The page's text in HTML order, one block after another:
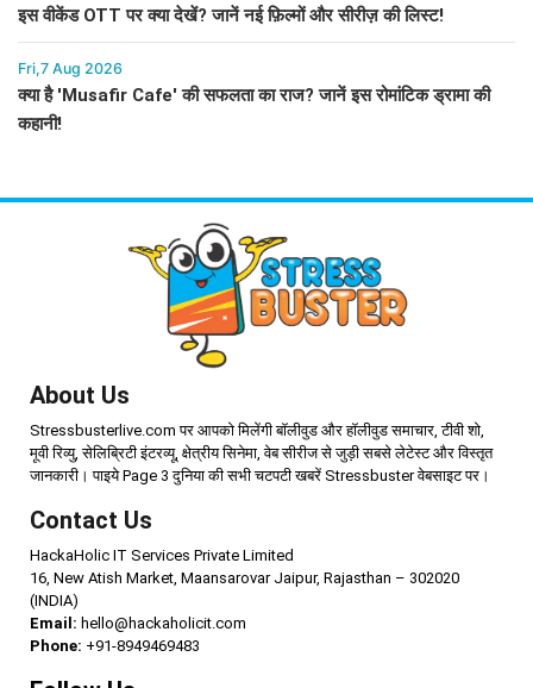
इस वीकेंड OTT पर क्या देखें? जानें नई फ़िल्मों और सीरीज़ की लिस्ट!
Fri,7 Aug 2026
क्या है 'Musafir Cafe' की सफलता का राज? जानें इस रोमांटिक ड्रामा की
कहानी!
About Us
Stressbusterlive.com पर आपको मिलेंगी बॉलीवुड और हॉलीवुड समाचार, टीवी शो,
मूवी रिव्यु, सेलिब्रिटी इंटरव्यू, क्षेत्रीय सिनेमा, वेब सीरीज से जुड़ी सबसे लेटेस्ट और विस्तृत
जानकारी। पाइये Page 3 दुनिया की सभी चटपटी खबरें Stressbuster वेबसाइट पर।
Contact Us
HackaHolic IT Services Private Limited
16, New Atish Market, Maansarovar Jaipur, Rajasthan – 302020
(INDIA)
Email: hello@hackaholicit.com
Phone: +91-8949469483